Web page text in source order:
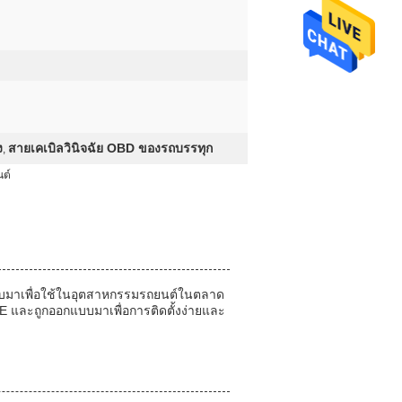
, สายเคเบิลวินิจฉัย OBD ของรถบรรทุก
ต์
าเพื่อใช้ในอุตสาหกรรมรถยนต์ในตลาด
และถูกออกแบบมาเพื่อการติดตั้งง่ายและ